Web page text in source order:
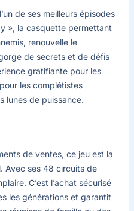
de ses meilleurs épisodes
», la casquette permettant
renouvelle le
de secrets et de défis
gratifiante pour les
les complétistes
lunes de puissance.
de ventes, ce jeu est la
Avec ses 48 circuits de
C’est l’achat sécurisé
les générations et garantit